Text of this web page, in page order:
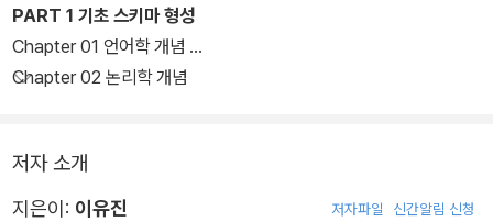
인사혁신처 출제 기조 전환에 따른 문제 유형을 쉽게 파악하고 효율
적으로 학습할 수 있는 본서의 세부 내용은 아래와 같다.
론을 상세하게 설명하고 있다. 마인드맵으로 정리된 핵심 키워드를
통해 중요한 내용을 쉽게 파악할 수 있도록 하였으며, ‘어휘’의 경우
PART 1 기초 스키마 형성
Chapter 01 언어학 개념
Chapter 02 논리학 개념
저자 소개
지은이: 이유진 저자파일 신간알림 신청